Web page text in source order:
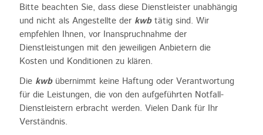
Bitte beachten Sie, dass diese Dienstleister unabhängig
und nicht als Angestellte der kwb tätig sind. Wir
empfehlen Ihnen, vor Inanspruchnahme der
Dienstleistungen mit den jeweiligen Anbietern die
Kosten und Konditionen zu klären.
Die kwb übernimmt keine Haftung oder Verantwortung
für die Leistungen, die von den aufgeführten Notfall-
Dienstleistern erbracht werden. Vielen Dank für Ihr
Verständnis.